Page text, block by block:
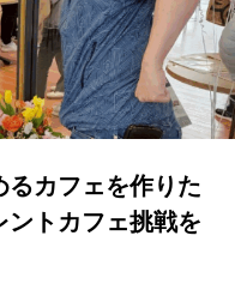
るカフェを作りた
ントカフェ挑戦を